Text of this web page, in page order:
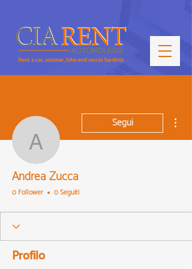
Andrea Zucca
Segui
Andrea Zucca
0 Follower 0 Seguiti
Profilo